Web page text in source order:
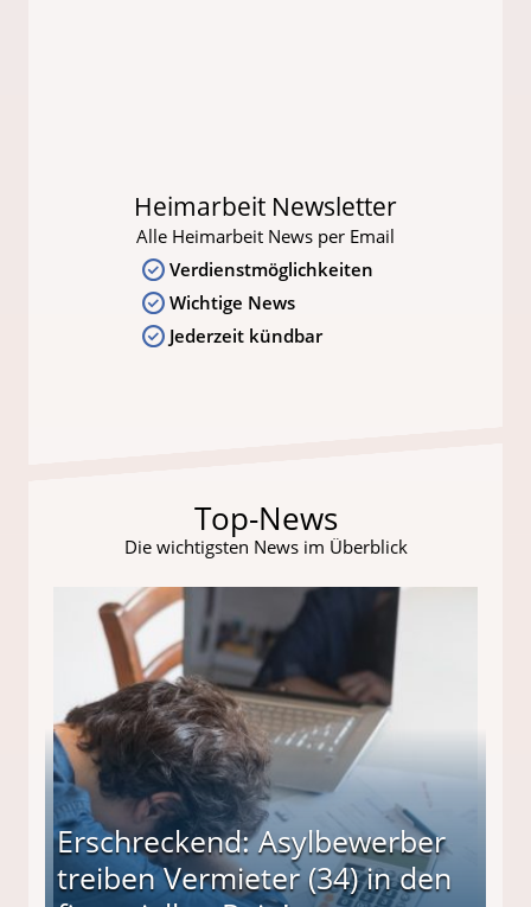
Heimarbeit Newsletter
Alle Heimarbeit News per Email
Verdienstmöglichkeiten
Wichtige News
Jederzeit kündbar
Top-News
Die wichtigsten News im Überblick
Erschreckend: Asylbewerber
treiben Vermieter (34) in den